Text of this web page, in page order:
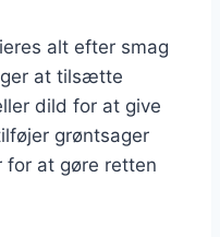
alt efter smag
at tilsætte
dild for at give
grøntsager
at gøre retten